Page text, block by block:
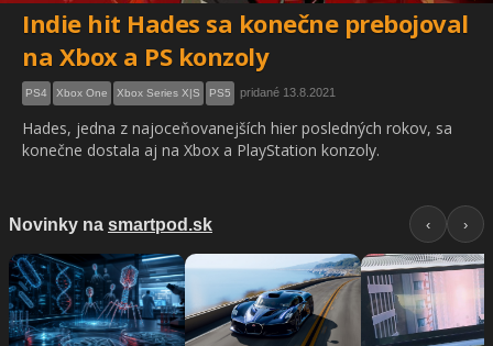
Indie hit Hades sa konečne prebojoval
na Xbox a PS konzoly
PS4 Xbox One Xbox Series X|S PS5 pridané 13.8.2021
Hades, jedna z najoceňovanejších hier posledných rokov, sa
konečne dostala aj na Xbox a PlayStation konzoly.